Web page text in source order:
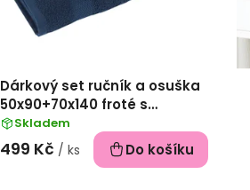
Dárkový set ručník a osuška
50x90+70x140 froté s
výšivkou - Kotva
Skladem
499 Kč / ks Do košíku